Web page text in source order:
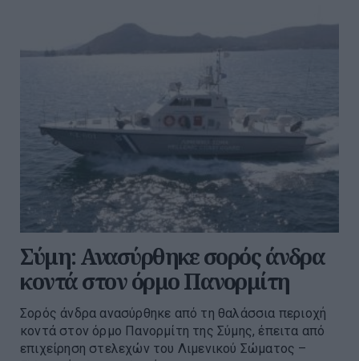
Σύμη: Ανασύρθηκε σορός άνδρα
κοντά στον όρμο Πανορμίτη
Σορός άνδρα ανασύρθηκε από τη θαλάσσια περιοχή
κοντά στον όρμο Πανορμίτη της Σύμης, έπειτα από
επιχείρηση στελεχών του Λιμενικού Σώματος –